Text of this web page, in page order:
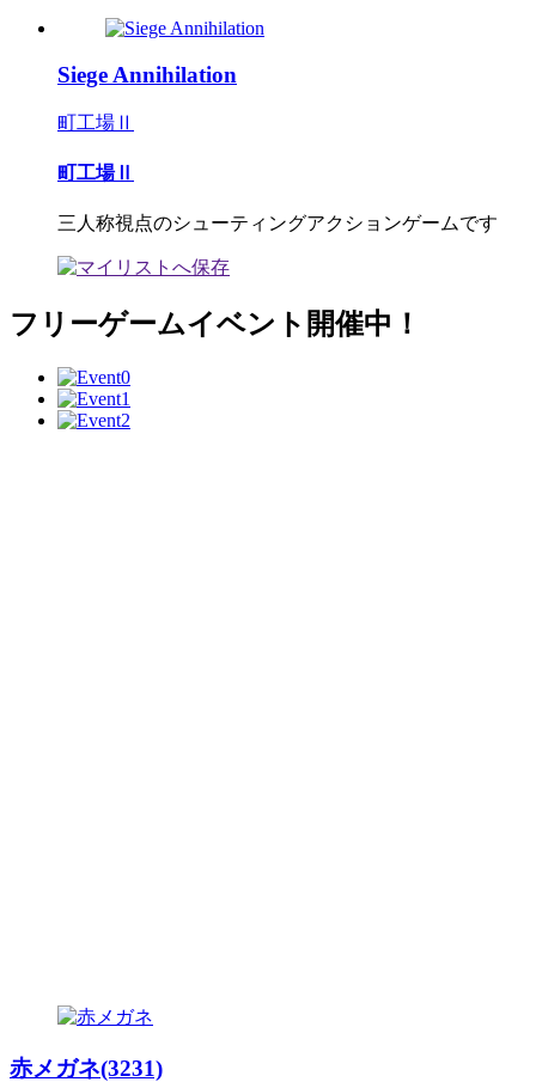
Siege Annihilation
町工場Ⅱ
町工場Ⅱ
三人称視点のシューティングアクションゲームです
フリーゲームイベント開催中！
赤メガネ(3231)